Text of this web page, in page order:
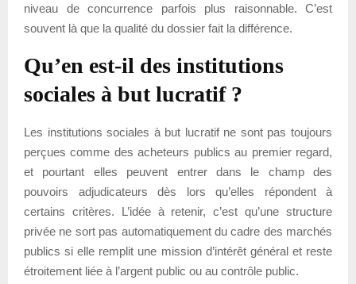
niveau de concurrence parfois plus raisonnable. C’est
souvent là que la qualité du dossier fait la différence.
Qu’en est-il des institutions
sociales à but lucratif ?
Les institutions sociales à but lucratif ne sont pas toujours
perçues comme des acheteurs publics au premier regard,
et pourtant elles peuvent entrer dans le champ des
pouvoirs adjudicateurs dès lors qu’elles répondent à
certains critères. L’idée à retenir, c’est qu’une structure
privée ne sort pas automatiquement du cadre des marchés
publics si elle remplit une mission d’intérêt général et reste
étroitement liée à l’argent public ou au contrôle public.